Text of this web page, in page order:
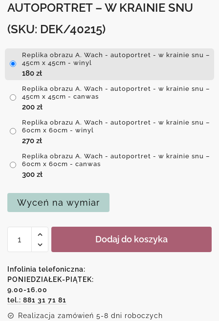
AUTOPORTRET – W KRAINIE SNU
(SKU: DEK/40215)
Replika obrazu A. Wach - autoportret - w krainie snu –
45cm x 45cm - winyl
180 zł
Replika obrazu A. Wach - autoportret - w krainie snu –
45cm x 45cm - canwas
200 zł
Replika obrazu A. Wach - autoportret - w krainie snu –
60cm x 60cm - winyl
270 zł
Replika obrazu A. Wach - autoportret - w krainie snu –
60cm x 60cm - canwas
300 zł
Wyceń na wymiar
Replika
A.
Wach
-
autoportret
-
Dodaj do koszyka
Infolinia telefoniczna:
PONIEDZIAŁEK-PIĄTEK:
9.00-16.00
tel.: 881 31 71 81
Realizacja zamówień 5-8 dni roboczych